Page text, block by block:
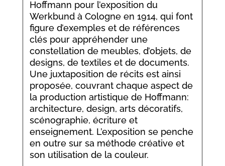
Hoffmann pour l’exposition du
Werkbund à Cologne en 1914, qui font
figure d’exemples et de références
clés pour appréhender une
constellation de meubles, d’objets, de
designs, de textiles et de documents.
Une juxtaposition de récits est ainsi
proposée, couvrant chaque aspect de
la production artistique de Hoffmann:
architecture, design, arts décoratifs,
scénographie, écriture et
enseignement. L’exposition se penche
en outre sur sa méthode créative et
son utilisation de la couleur.